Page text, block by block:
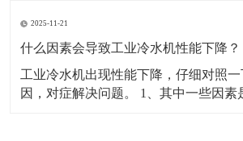
器和冷却器，进入客户端设备（如模具
环泵，如此循环往复。温度传感器检测
2025-11-21
什么因素会导致工业冷水机性能下降？
工业冷水机出现性能下降，仔细对照
因，对症解决问题。 1、其中一些因素